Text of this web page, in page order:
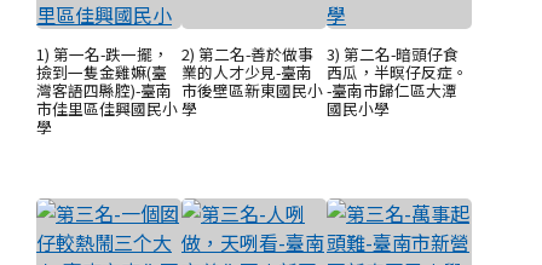
1) 第一名-跌一擺，
撿到一隻金雞嫲(臺
灣客語四縣腔)-臺南
市佳里區佳興國民小
學
2) 第二名-善於做事
業的人才少見-臺南
市後壁區新東國民小
學
3) 第二名-暗頭仔食
西瓜，半暝仔反症。
-臺南市歸仁區大潭
國民小學